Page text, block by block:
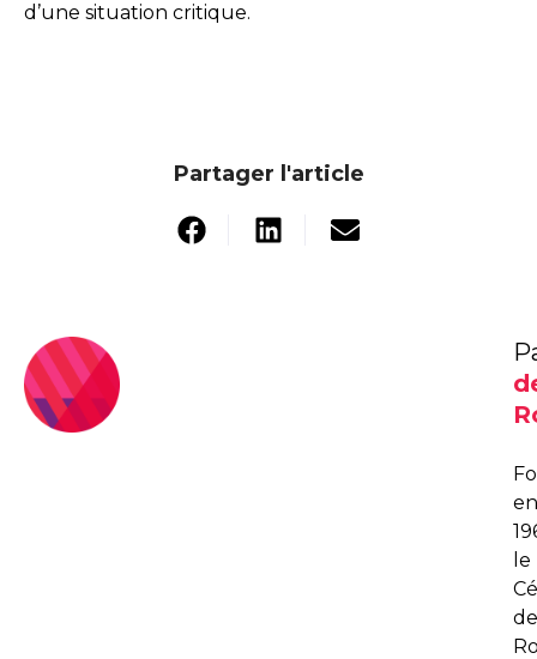
d’une situation critique.
Partager l'article
en
le
de